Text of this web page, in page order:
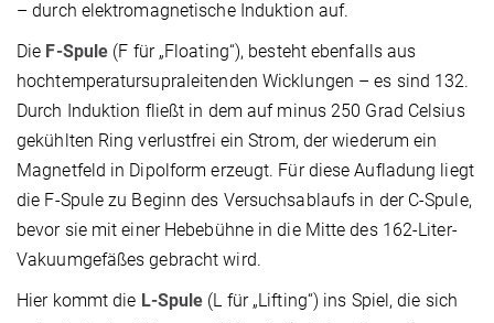
– durch elektromagnetische Induktion auf.
Die F-Spule (F für „Floating“), besteht ebenfalls aus
hochtemperatursupraleitenden Wicklungen – es sind 132.
Durch Induktion fließt in dem auf minus 250 Grad Celsius
gekühlten Ring verlustfrei ein Strom, der wiederum ein
Magnetfeld in Dipolform erzeugt. Für diese Aufladung liegt
die F-Spule zu Beginn des Versuchsablaufs in der C-Spule,
bevor sie mit einer Hebebühne in die Mitte des 162-Liter-
Vakuumgefäßes gebracht wird.
Hier kommt die L-Spule (L für „Lifting“) ins Spiel, die sich